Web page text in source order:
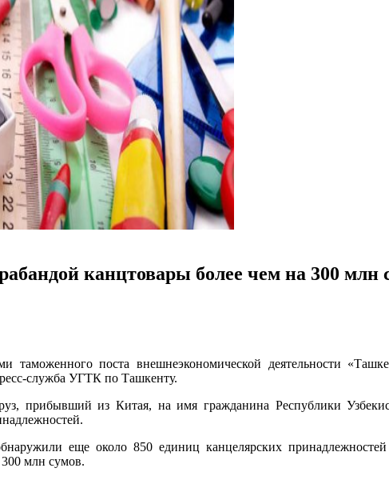
канцтовары более чем на 300 млн
таможенного поста внешнеэкономической деятельности
служба УГТК по Ташкенту.
прибывший из Китая, на имя гражданина Республики
еще около 850 единиц канцелярских
млн сумов.